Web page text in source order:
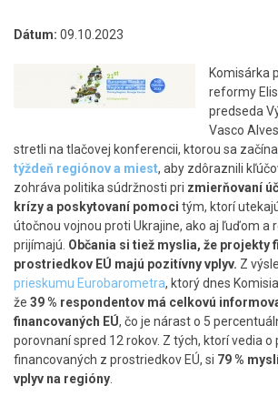
Dátum: 09.10.2023
Komisárka
reformy
predseda
Vasco Alves
stretli na tlačovej konferencii, ktorou sa začína
týždeň regiónov a miest, aby zdôraznili
zohráva politika súdržnosti pri zmierňovaní
krízy a poskytovaní pomoci tým, ktorí
útočnou vojnou proti Ukrajine, ako aj ľuďom a
prijímajú. Občania si tiež myslia, že projekty
prostriedkov EÚ majú pozitívny vplyv. Z
prieskumu Eurobarometra, ktorý dnes
že 39 % respondentov má celkovú
financovaných EÚ, čo je nárast o 5
porovnaní spred 12 rokov. Z tých, ktorí vedia o
financovaných z prostriedkov EÚ, si 79 %
vplyv na regióny.